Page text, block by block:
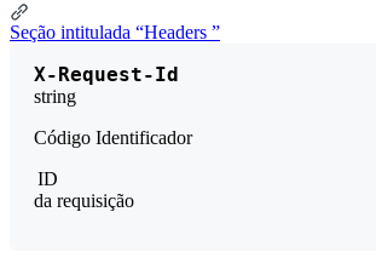
Seção intitulada “Headers ”
X-Request-Id
string
Código Identificador
ID
da requisição